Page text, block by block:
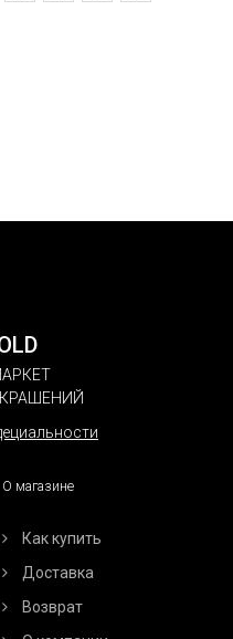
О магазине
Как купить
Доставка
Возврат